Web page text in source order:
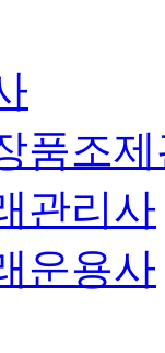
품조
관리사
운용사